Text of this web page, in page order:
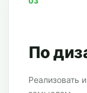
По
Реализовать